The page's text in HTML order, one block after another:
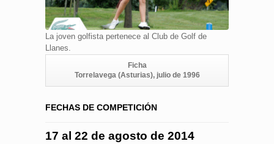
La joven golfista pertenece al Club de Golf de
Llanes.
Ficha
Torrelavega (Asturias), julio de 1996
FECHAS DE COMPETICIÓN
17 al 22 de agosto de 2014